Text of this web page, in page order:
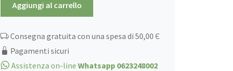
400gr
/
quantità
Aggiungi al carrello
Consegna gratuita con una spesa di 50,00 Є
Pagamenti sicuri
Assistenza on-line Whatsapp 0623248002